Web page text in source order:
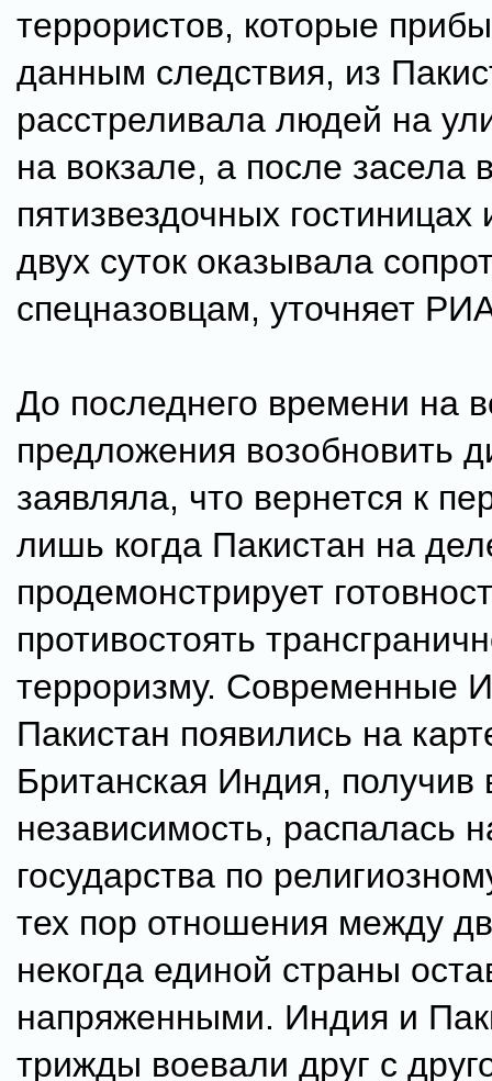
террористов, которые
данным следствия, из
расстреливала людей на
на вокзале, а после засела
пятизвездочных гостиницах
двух суток оказывала
спецназовцам, уточняет
До последнего времени на
предложения возобновить
заявляла, что вернется к
лишь когда Пакистан на
продемонстрирует
противостоять
терроризму. Современные
Пакистан появились на
Британская Индия, получив
независимость, распалась
государства по
тех пор отношения между
некогда единой страны
напряженными. Индия и
трижды воевали друг с